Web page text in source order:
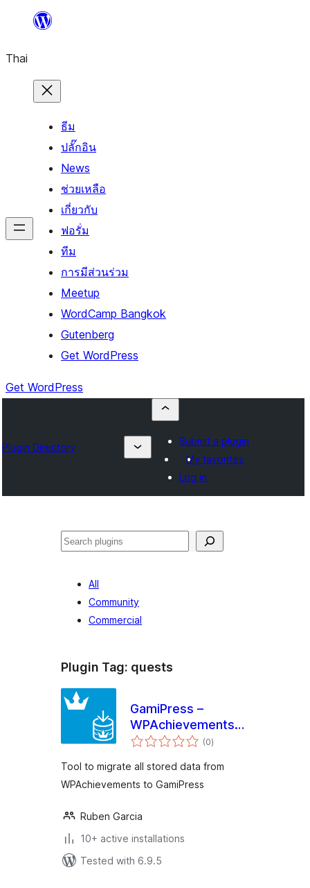
ยัง
เนื้อหา
Thai
ธีม
ปลั๊กอิน
News
ช่วยเหลือ
เกี่ยวกับ
ฟอรั่ม
ทีม
การมีส่วนร่วม
Meetup
WordCamp Bangkok
Gutenberg
Get WordPress
Get WordPress
Plugin Directory
Submit a plugin
My favorites
Log in
ค้นหา
All
Community
Commercial
Plugin Tag: quests
GamiPress –
WPAchievements
Importer
(0total
ratings
)
Tool to migrate all stored data from
WPAchievements to GamiPress
Ruben Garcia
10+ active installations
Tested with 6.9.5